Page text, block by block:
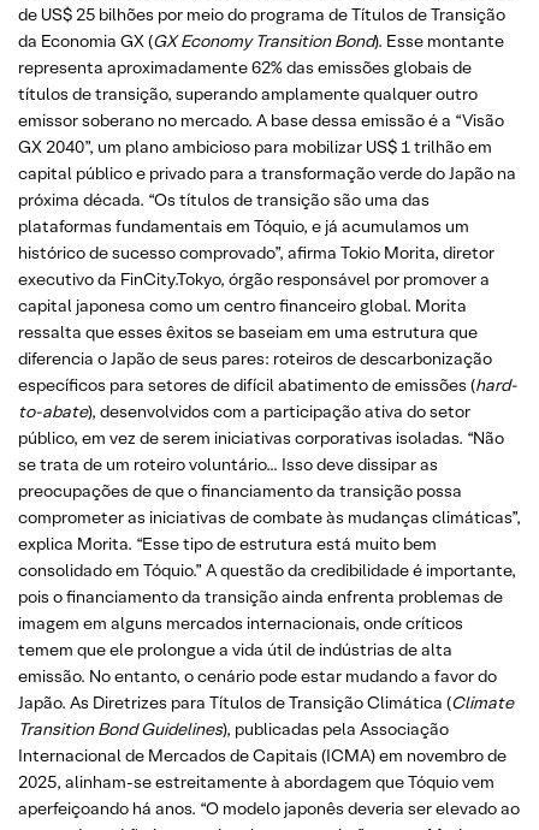
de US$ 25 bilhões por meio do programa de Títulos de Transição
da Economia GX (GX Economy Transition Bond). Esse montante
representa aproximadamente 62% das emissões globais de
títulos de transição, superando amplamente qualquer outro
emissor soberano no mercado. A base dessa emissão é a “Visão
GX 2040”, um plano ambicioso para mobilizar US$ 1 trilhão em
capital público e privado para a transformação verde do Japão na
próxima década. “Os títulos de transição são uma das
plataformas fundamentais em Tóquio, e já acumulamos um
histórico de sucesso comprovado”, afirma Tokio Morita, diretor
executivo da FinCity.Tokyo, órgão responsável por promover a
capital japonesa como um centro financeiro global. Morita
ressalta que esses êxitos se baseiam em uma estrutura que
diferencia o Japão de seus pares: roteiros de descarbonização
específicos para setores de difícil abatimento de emissões (hard-
to-abate), desenvolvidos com a participação ativa do setor
público, em vez de serem iniciativas corporativas isoladas. “Não
se trata de um roteiro voluntário… Isso deve dissipar as
preocupações de que o financiamento da transição possa
comprometer as iniciativas de combate às mudanças climáticas”,
explica Morita. “Esse tipo de estrutura está muito bem
consolidado em Tóquio.” A questão da credibilidade é importante,
pois o financiamento da transição ainda enfrenta problemas de
imagem em alguns mercados internacionais, onde críticos
temem que ele prolongue a vida útil de indústrias de alta
emissão. No entanto, o cenário pode estar mudando a favor do
Japão. As Diretrizes para Títulos de Transição Climática (Climate
Transition Bond Guidelines), publicadas pela Associação
Internacional de Mercados de Capitais (ICMA) em novembro de
2025, alinham-se estreitamente à abordagem que Tóquio vem
aperfeiçoando há anos. “O modelo japonês deveria ser elevado ao